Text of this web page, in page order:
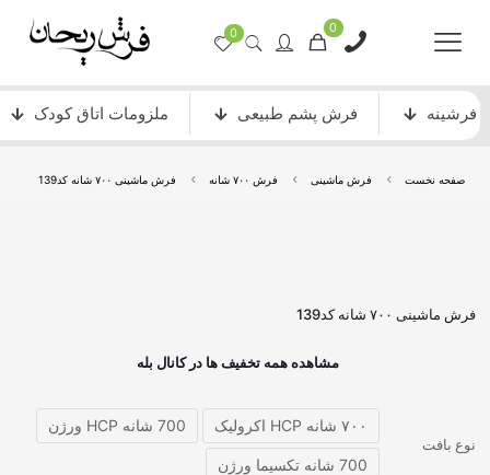
0
0
فرشینه فرش پشم طبیعی ملزومات اتاق کودک
صفحه نخست فرش ماشینی فرش ۷۰۰ شانه فرش ماشینی ۷۰۰ شانه کد139
فرش ماشینی ۷۰۰ شانه کد139
مشاهده همه تخفیف ها در کانال بله
نوع بافت
۷۰۰ شانه HCP اکرولیک 700 شانه HCP ورژن
700 شانه تکسیما ورژن